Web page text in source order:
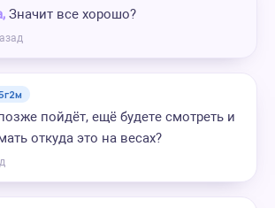
Значит все хорошо?
пойдёт, ещё будете смотреть и
откуда это на весах?